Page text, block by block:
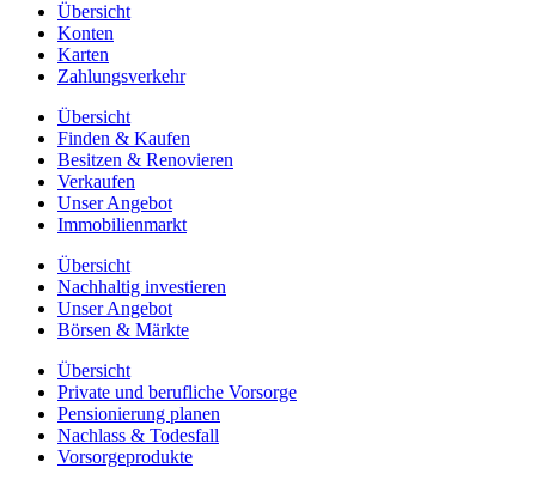
Übersicht
Konten
Karten
Zahlungsverkehr
Übersicht
Finden & Kaufen
Besitzen & Renovieren
Verkaufen
Unser Angebot
Immobilienmarkt
Übersicht
Nachhaltig investieren
Unser Angebot
Börsen & Märkte
Übersicht
Private und berufliche Vorsorge
Pensionierung planen
Nachlass & Todesfall
Vorsorgeprodukte